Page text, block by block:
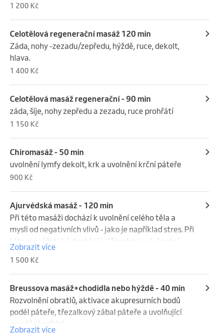
1 200 Kč
Celotělová regenerační masáž 120 min
Záda, nohy -zezadu/zepředu, hýždě, ruce, dekolt,
hlava.
1 400 Kč
Celotělová masáž regenerační - 90 min
záda, šíje, nohy zepředu a zezadu, ruce prohřátí
1 150 Kč
Chiromasáž - 50 min
uvolnění lymfy dekolt, krk a uvolnění krční páteře
900 Kč
Ajurvédská masáž - 120 min
Při této masáži dochází k uvolnění celého těla a
mysli od negativních vlivů - jako je například stres. Při
této masáži také dochází k účinnému vylučování
toxinů, také příznivě ovlivňuje všechny systémy v
našem těle.
Zobrazit více
1 500 Kč
Breussova masáž+chodidla nebo hýždě - 40 min
Rozvolnění obratlů, aktivace akupresurních bodů
podél páteře, třezalkový zábal páteře a uvolňující
masáž chodidel
Zobrazit více